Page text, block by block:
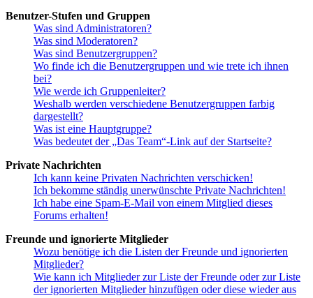
Benutzer-Stufen und Gruppen
Was sind Administratoren?
Was sind Moderatoren?
Was sind Benutzergruppen?
Wo finde ich die Benutzergruppen und wie trete ich ihnen
bei?
Wie werde ich Gruppenleiter?
Weshalb werden verschiedene Benutzergruppen farbig
dargestellt?
Was ist eine Hauptgruppe?
Was bedeutet der „Das Team“-Link auf der Startseite?
Private Nachrichten
Ich kann keine Privaten Nachrichten verschicken!
Ich bekomme ständig unerwünschte Private Nachrichten!
Ich habe eine Spam-E-Mail von einem Mitglied dieses
Forums erhalten!
Freunde und ignorierte Mitglieder
Wozu benötige ich die Listen der Freunde und ignorierten
Mitglieder?
Wie kann ich Mitglieder zur Liste der Freunde oder zur Liste
der ignorierten Mitglieder hinzufügen oder diese wieder aus